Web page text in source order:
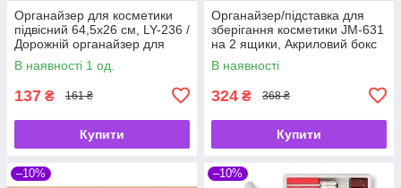
Органайзер для косметики
підвісний 64,5х26 см, LY-236 /
Дорожній органайзер для
подорожей
В наявності 1 од.
137 ₴ 161 ₴
Купити
Органайзер/підставка для
зберігання косметики JM-631
на 2 ящики, Акриловий бокс
для макіяжу/біжутерії
В наявності
324 ₴ 368 ₴
Купити
–10% –10%